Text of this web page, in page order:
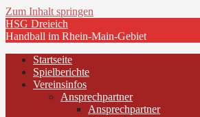
Zum Inhalt springen
HSG Dreieich
Handball im Rhein-Main-Gebiet
Startseite
Spielberichte
Vereinsinfos
Ansprechpartner
Ansprechpartner